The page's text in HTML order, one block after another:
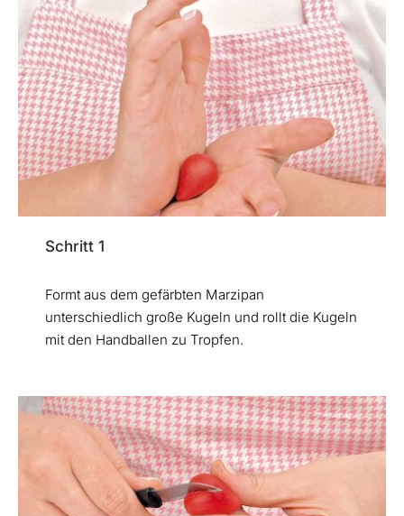
Schritt 1
Formt aus dem gefärbten Marzipan
unterschiedlich große Kugeln und rollt die Kugeln
mit den Handballen zu Tropfen.